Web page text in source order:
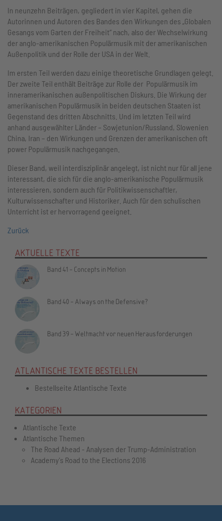
In neunzehn Beiträgen, gegliedert in vier Kapitel, gehen die
Autorinnen und Autoren des Bandes den Wirkungen des „Globalen
Gesangs vom Garten der Freiheit“ nach, also der Wechselwirkung
der anglo-amerikanischen Populärmusik mit der amerikanischen
Außenpolitik und der Rolle der USA in der Welt.
Im ersten Teil werden dazu einige theoretische Grundlagen gelegt.
Der zweite Teil enthält Beiträge zur Rolle der Populärmusik im
inneramerikanischen außenpolitischen Diskurs. Die Wirkung der
amerikanischen Populärmusik in beiden deutschen Staaten ist
Gegenstand des dritten Abschnitts. Und im letzten Teil wird
anhand ausgewählter Länder – Sowjetunion/Russland, Slowenien
China, Iran – den Wirkungen und Grenzen der amerikanischen oft
power Populärmusik nachgegangen.
Dieser Band, weil interdisziplinär angelegt, ist nicht nur für all jene
interessant, die sich für die anglo-amerikanische Populärmusik
interessieren, sondern auch für Politikwissenschaftler,
Kulturwissenschafter und Historiker. Auch für den schulischen
Unterricht ist er hervorragend geeignet.
Zurück
AKTUELLE TEXTE
Band 41 - Concepts in Motion
Band 40 - Always on the Defensive?
Band 39 - Weltmacht vor neuen Herausforderungen
ATLANTISCHE TEXTE BESTELLEN
Bestellseite Atlantische Texte
KATEGORIEN
Atlantische Texte
Atlantische Themen
The Road Ahead - Analysen der Trump-Administration
Academy's Road to the Elections 2016